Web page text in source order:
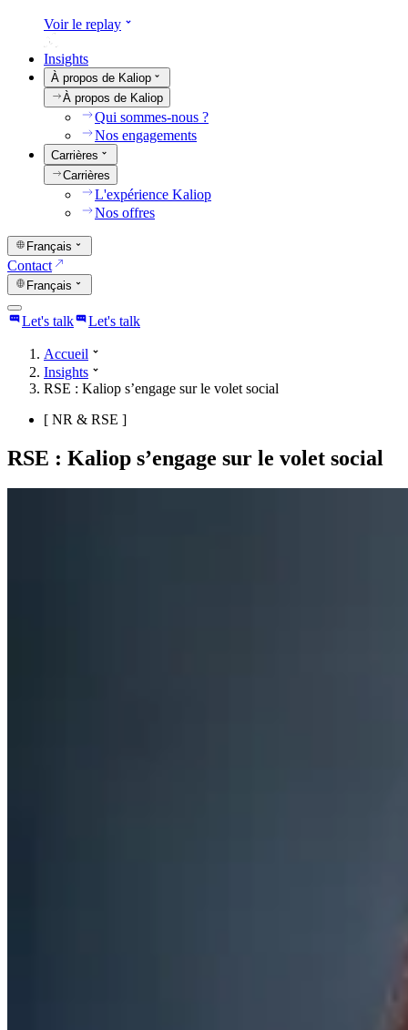
Voir le replay
Insights
À propos de Kaliop
À propos de Kaliop
Qui sommes-nous ?
Nos engagements
Carrières
Carrières
L'expérience Kaliop
Nos offres
Français
Contact
Français
Let's talk Let's talk
Accueil
Insights
RSE : Kaliop s’engage sur le volet social
[ NR & RSE ]
RSE : Kaliop s’engage sur le volet social